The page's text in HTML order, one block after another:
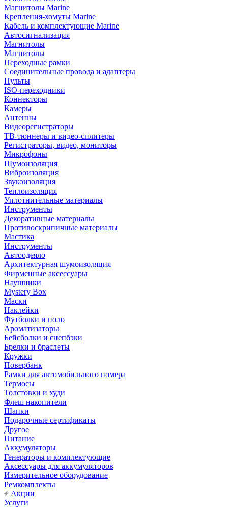
Магнитолы Marine
Крепления-хомуты Marine
Кабель и комплектующие Marine
Автосигнализация
Магнитолы
Магнитолы
Переходные рамки
Соединительные провода и адаптеры
Пульты
ISO-переходники
Коннекторы
Камеры
Антенны
Видеорегистраторы
ТВ-тюннеры и видео-сплитеры
Регистраторы, видео, мониторы
Микрофоны
Шумоизоляция
Виброизоляция
Звукоизоляция
Теплоизоляция
Уплотнительные материалы
Инструменты
Декоративные материалы
Противоскрипичные материалы
Мастика
Инструменты
Автоодеяло
Архитектурная шумоизоляция
Фирменные аксессуары
Наушники
Mystery Box
Маски
Наклейки
Футболки и поло
Ароматизаторы
Бейсболки и снепбэки
Брелки и браслеты
Кружки
Повербанк
Рамки для автомобильного номера
Термосы
Толстовки и худи
Флеш накопители
Шапки
Подарочные сертификаты
Другое
Питание
Аккумуляторы
Генераторы и комплектующие
Аксессуары для аккумуляторов
Измерительное оборудование
Ремкомплекты
Акции
Услуги